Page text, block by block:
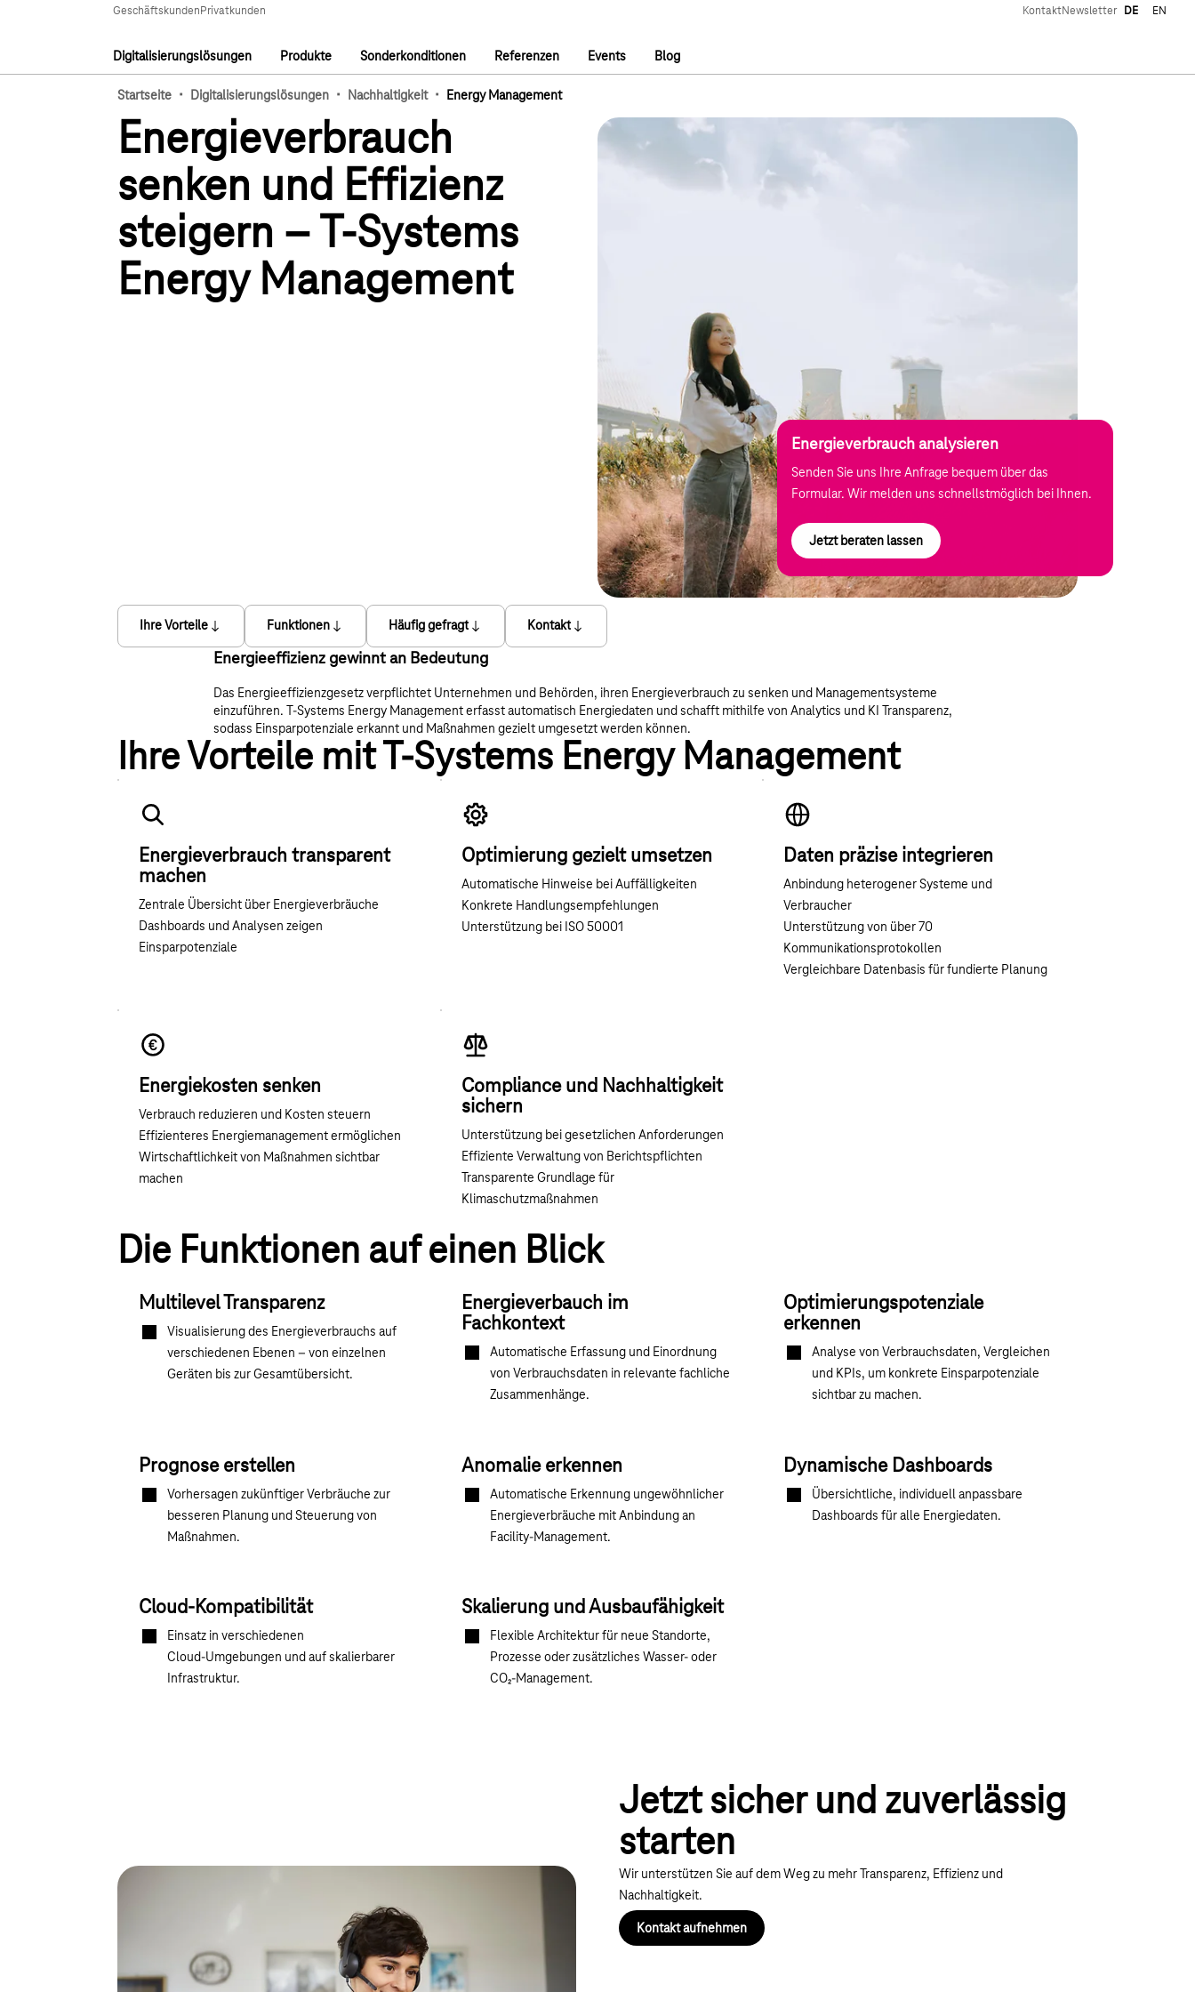
GeschäftskundenPrivatkunden
Hauptnavigation
Digitalisierungslösungen Produkte Sonderkonditionen Referenzen Events Blog
KontaktNewsletter DE EN
Startseite · Digitalisierungslösungen · Nachhaltigkeit · Energy Management
Energieverbrauch
senken und Effizienz
steigern – T-Systems
Energy Management
Energieverbrauch analysieren
Senden Sie uns Ihre Anfrage bequem über das
Formular. Wir melden uns schnellstmöglich bei Ihnen.
Jetzt beraten lassen
Ihre Vorteile Funktionen Häufig gefragt Kontakt
Energieeffizienz gewinnt an Bedeutung
Das Energieeffizienzgesetz verpflichtet Unternehmen und Behörden, ihren Energieverbrauch zu senken und Managementsysteme
einzuführen. T‑Systems Energy Management erfasst automatisch Energiedaten und schafft mithilfe von Analytics und KI Transparenz,
sodass Einsparpotenziale erkannt und Maßnahmen gezielt umgesetzt werden können.
Ihre Vorteile mit T-Systems Energy Management
Energieverbrauch transparent
machen
Zentrale Übersicht über Energieverbräuche
Dashboards und Analysen zeigen
Einsparpotenziale
Optimierung gezielt umsetzen
Automatische Hinweise bei Auffälligkeiten
Konkrete Handlungsempfehlungen
Unterstützung bei ISO 50001
Daten präzise integrieren
Anbindung heterogener Systeme und
Verbraucher
Unterstützung von über 70
Kommunikationsprotokollen
Vergleichbare Datenbasis für fundierte Planung
Energiekosten senken
Verbrauch reduzieren und Kosten steuern
Effizienteres Energiemanagement ermöglichen
Wirtschaftlichkeit von Maßnahmen sichtbar
machen
Compliance und Nachhaltigkeit
sichern
Unterstützung bei gesetzlichen Anforderungen
Effiziente Verwaltung von Berichtspflichten
Transparente Grundlage für
Klimaschutzmaßnahmen
Die Funktionen auf einen Blick
Multilevel Transparenz
Visualisierung des Energieverbrauchs auf
verschiedenen Ebenen – von einzelnen
Geräten bis zur Gesamtübersicht.
Energieverbauch im
Fachkontext
Automatische Erfassung und Einordnung
von Verbrauchsdaten in relevante fachliche
Zusammenhänge.
Optimierungspotenziale
erkennen
Analyse von Verbrauchsdaten, Vergleichen
und KPIs, um konkrete Einsparpotenziale
sichtbar zu machen.
Prognose erstellen
Vorhersagen zukünftiger Verbräuche zur
besseren Planung und Steuerung von
Maßnahmen.
Anomalie erkennen
Automatische Erkennung ungewöhnlicher
Energieverbräuche mit Anbindung an
Facility‑Management.
Dynamische Dashboards
Übersichtliche, individuell anpassbare
Dashboards für alle Energiedaten.
Cloud-Kompatibilität
Einsatz in verschiedenen
Cloud‑Umgebungen und auf skalierbarer
Infrastruktur.
Skalierung und Ausbaufähigkeit
Flexible Architektur für neue Standorte,
Prozesse oder zusätzliches Wasser‑ oder
CO₂‑Management.
Jetzt sicher und zuverlässig
starten
Wir unterstützen Sie auf dem Weg zu mehr Transparenz, Effizienz und
Nachhaltigkeit.
Kontakt aufnehmen